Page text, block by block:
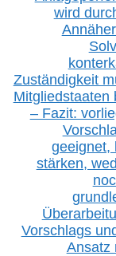
wird
Zuständigkeit
Mitgliedstaaten
– Fazit:
geeignet,
stärken,
g
Vorschlags
Ansatz